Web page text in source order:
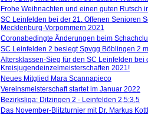
Frohe Weihnachten und einen guten Rutsch
SC Leinfelden bei der 21. Offenen Senioren
Mecklenburg-Vorpommern 2021
Coronabedingte Änderungen beim
SC Leinfelden 2 besiegt Spvgg Böblingen 2
Altersklassen-Sieg für den SC Leinfelden bei
Kreisjugendeinzelmeisterschaften 2021!
Neues Mitglied Mara Scannapieco
Vereinsmeisterschaft startet im Januar 2022
Bezirksliga: Ditzingen 2 - Leinfelden 2,5:3,5
Das November-Blitzturnier mit Dr. Markus